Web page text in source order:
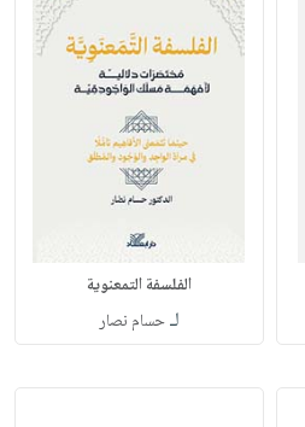
الفلسفة التمعنوية
لـحسام نصار